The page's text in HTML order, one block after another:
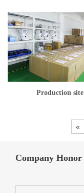
Production site
«
Company Honor